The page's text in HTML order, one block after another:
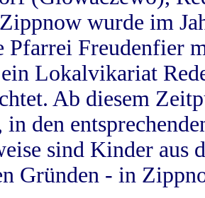
wurde im
Pfarrei Freudenfier
Lokalvikariat
Ab diesem
in den
sind Kinder aus
Gründen - in